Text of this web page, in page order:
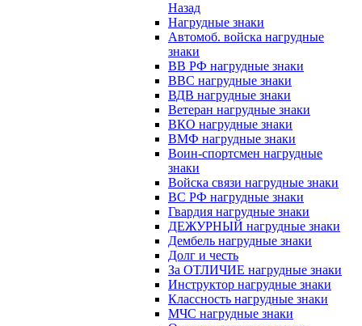
Назад
Нагрудные знаки
Автомоб. войска нагрудные
знаки
ВВ РФ нагрудные знаки
ВВС нагрудные знаки
ВДВ нагрудные знаки
Ветеран нагрудные знаки
ВКО нагрудные знаки
ВМФ нагрудные знаки
Воин-спортсмен нагрудные
знаки
Войска связи нагрудные знаки
ВС РФ нагрудные знаки
Гвардия нагрудные знаки
ДЕЖУРНЫЙ нагрудные знаки
Дембель нагрудные знаки
Долг и честь
За ОТЛИЧИЕ нагрудные знаки
Инструктор нагрудные знаки
Классность нагрудные знаки
МЧС нагрудные знаки